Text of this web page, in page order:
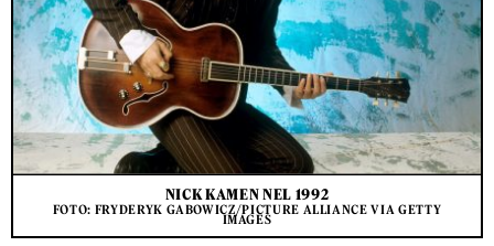
NICK KAMEN NEL 1992
FOTO: FRYDERYK GABOWICZ/PICTURE ALLIANCE VIA GETTY
IMAGES